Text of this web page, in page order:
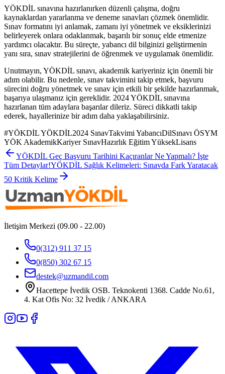
YÖKDİL sınavına hazırlanırken düzenli çalışma, doğru
kaynaklardan yararlanma ve deneme sınavları çözmek önemlidir.
Sınav formatını iyi anlamak, zamanı iyi yönetmek ve eksiklerinizi
belirleyerek onlara odaklanmak, başarılı bir sonuç elde etmenize
yardımcı olacaktır. Bu süreçte, yabancı dil bilginizi geliştirmenin
yanı sıra, sınav stratejilerini de öğrenmek ve uygulamak önemlidir.
Unutmayın, YÖKDİL sınavı, akademik kariyeriniz için önemli bir
adım olabilir. Bu nedenle, sınav takvimini takip etmek, başvuru
sürecini doğru yönetmek ve sınav için etkili bir şekilde hazırlanmak,
başarıya ulaşmanız için gereklidir. 2024 YÖKDİL sınavına
hazırlanan tüm adaylara başarılar dileriz. Süreci dikkatli takip
ederek, hayallerinize bir adım daha yaklaşabilirsiniz.
#YÖKDİL YÖKDİL2024 SınavTakvimi YabancıDilSınavı ÖSYM
YÖK AkademikKariyer SınavHazırlık Eğitim YüksekLisans
YÖKDİL Geç Başvuru Tarihini Kaçıranlar Ne Yapmalı? İşte
Tüm Detaylar!YÖKDİL Sağlık Kelimeleri: Sınavda Fark Yaratacak
50 Kritik Kelime
İletişim Merkezi (09.00 - 22.00)
0(312) 911 37 15
0(850) 302 67 15
destek@uzmandil.com
Hacettepe İvedik OSB. Teknokenti 1368. Cadde No.61,
4. Kat Ofis No: 32 İvedik / ANKARA